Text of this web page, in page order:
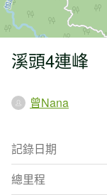
溪頭4連峰
曾Nana
記錄日期
總里程